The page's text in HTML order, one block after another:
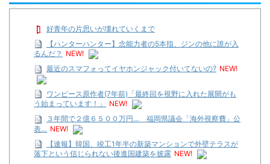
好青年の片思いが壊れていくまで
【ハンターハンター】念能力者の5本指、ジンの他に誰が入
るんだ？ NEW!
最近のスマフォってイヤホンジャック付いてないの? NEW!
ワンピース原作者(7年前)「最終回を視野に入れた展開がも
う始まっています！」
NEW!
３年間で２億６５００万円… 福岡県議会「海外視察費」公
表… NEW!
【速報】韓国、竣工1年半の新築マンションで外壁テラスが
落下という信じられない後進国建築を披露 NEW!